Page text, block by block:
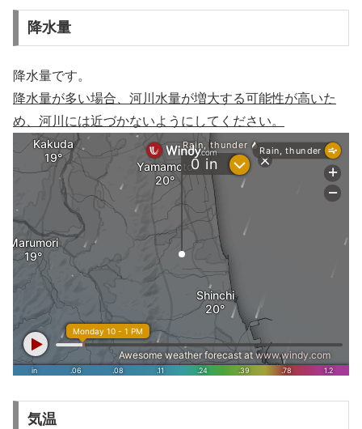
降水量
降水量です。
降水量が多い場合、河川水量が増大する可能性が高いた
め、河川には近づかないようにしてください。
気温